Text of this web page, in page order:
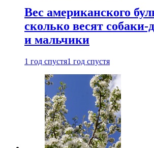
Вес американского
сколько весят собаки-
и мальчики
1 год спустя1 год спустя